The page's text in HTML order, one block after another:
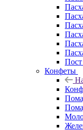
Пост
Конфеты